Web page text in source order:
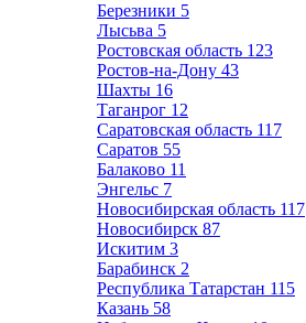
Березники 5
Лысьва 5
Ростовская область 123
Ростов-на-Дону 43
Шахты 16
Таганрог 12
Саратовская область 117
Саратов 55
Балаково 11
Энгельс 7
Новосибирская область 117
Новосибирск 87
Искитим 3
Барабинск 2
Республика Татарстан 115
Казань 58